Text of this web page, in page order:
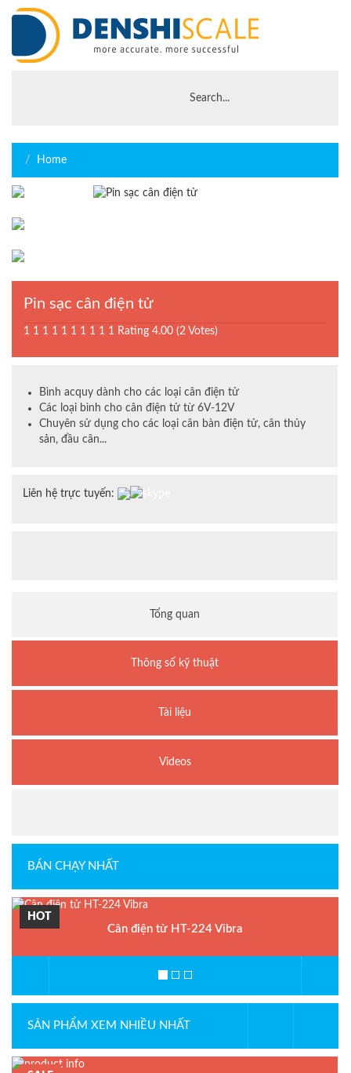
Home
Pin sạc cân điện tử
1 1 1 1 1 1 1 1 1 1 Rating 4.00 (2 Votes)
Bình acquy dành cho các loại cân điện tử
Các loại bình cho cân điện tử từ 6V-12V
Chuyên sử dụng cho các loại cân bàn điện tử, cân thủy
sản, đầu cân...
Liên hệ trực tuyến:
Tổng quan
Thông số kỹ thuật
Tài liệu
Videos
BÁN CHẠY NHẤT
HOT
Cân điện tử HT-224 Vibra
SẢN PHẨM XEM NHIỀU NHẤT